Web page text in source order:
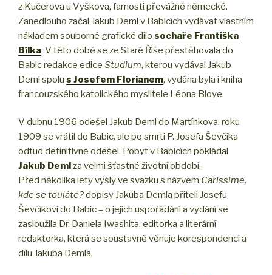
z Kučerova u Vyškova, farnosti převážně německé.
Zanedlouho začal Jakub Deml v Babicích vydávat vlastním
nákladem souborné grafické dílo sochaře Františka
Bílka. V této době se ze Staré Říše přestěhovala do
Babic redakce edice Studium, kterou vydával Jakub
Deml spolu s Josefem Florianem, vydána byla i kniha
francouzského katolického myslitele Léona Bloye.
V dubnu 1906 odešel Jakub Deml do Martínkova, roku
1909 se vrátil do Babic, ale po smrti P. Josefa Ševčíka
odtud definitivně odešel. Pobyt v Babicích pokládal
Jakub Deml za velmi šťastné životní období.
Před několika lety vyšly ve svazku s názvem Carissime,
kde se touláte?dopisy Jakuba Demla příteli Josefu
Ševčíkovi do Babic – o jejich uspořádání a vydání se
zasloužila Dr. Daniela Iwashita, editorka a literární
redaktorka, která se soustavně věnuje korespondenci a
dílu Jakuba Demla.